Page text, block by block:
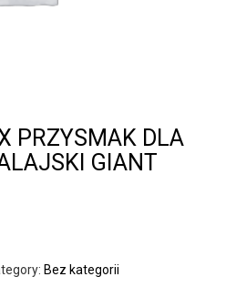
PRZYSMAK DLA
GIANT
Bez kategorii